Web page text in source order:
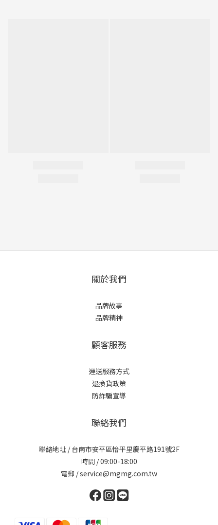
關於我們
品牌故事
品牌精神
顧客服務
運送服務方式
退換貨政策
防詐騙宣導
聯絡我們
聯絡地址 / 台南市安平區怡平里慶平路191號2F
時間 / 09:00-18:00
電郵 / service@mgmg.com.tw